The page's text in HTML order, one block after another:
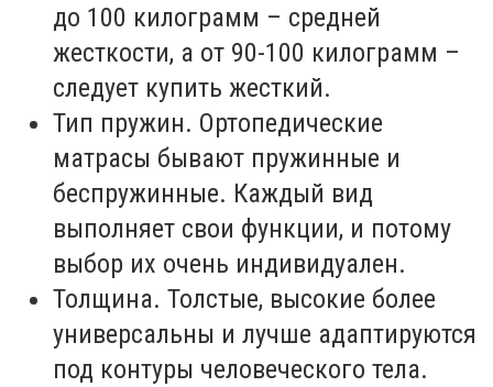
до 100 килограмм – средней
жесткости, а от 90-100 килограмм –
следует купить жесткий.
Тип пружин. Ортопедические
матрасы бывают пружинные и
беспружинные. Каждый вид
выполняет свои функции, и потому
выбор их очень индивидуален.
Толщина. Толстые, высокие более
универсальны и лучше адаптируются
под контуры человеческого тела.